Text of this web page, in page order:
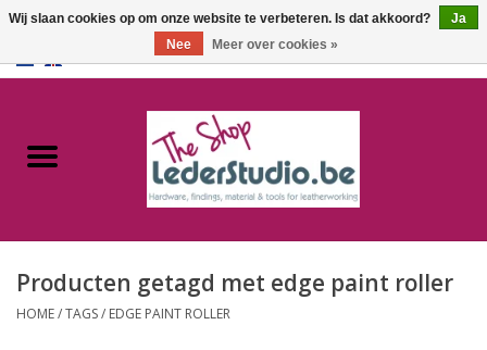
Catalogus
FAQ
Producten getagd met edge paint roller
HOME/TAGS/ EDGE PAINT ROLLER
Wij slaan cookies op om onze website te verbeteren. Is dat akkoord?
Ja
Nee
Meer over cookies »